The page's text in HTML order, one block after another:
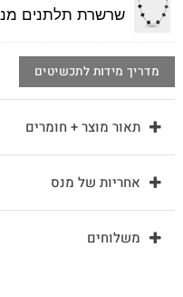
שרשרת תלתנים
מדריך מידות לתכשיטים
תאור מוצר + חומרים
אחריות של מנס
משלוחים